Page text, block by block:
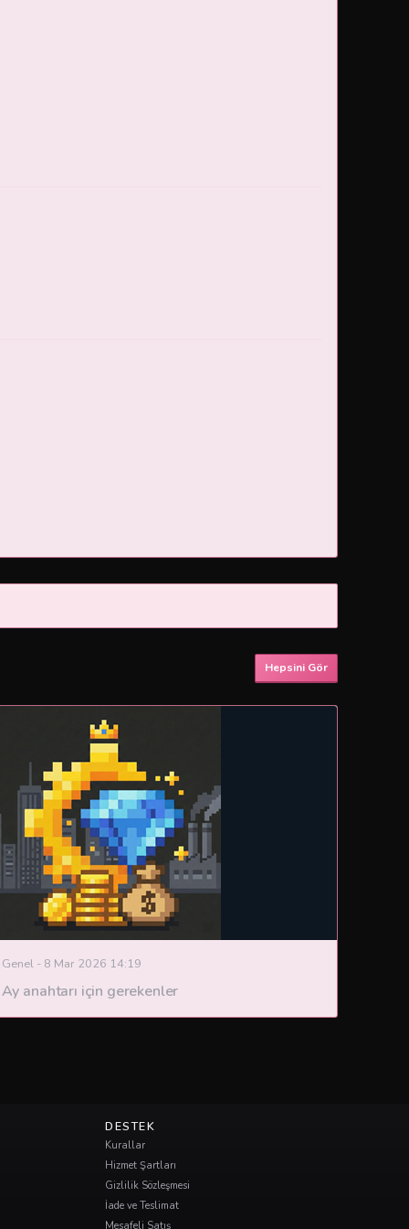
Hepsini Gör
Genel - 8 Mar 2026 14:19
Ay anahtarı için gerekenler
DESTEK
Kurallar
Hizmet Şartları
Gizlilik Sözleşmesi
İade ve Teslimat
Mesafeli Satış